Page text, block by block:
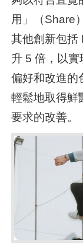
用」（Share
其他創新包括
升 5 倍，以
偏好和改進的
輕鬆地取得鮮
要求的改善。